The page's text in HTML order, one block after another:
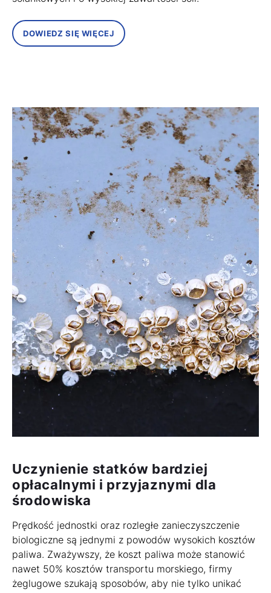
DOWIEDZ SIĘ WIĘCEJ
Uczynienie statków bardziej
opłacalnymi i przyjaznymi dla
środowiska
Prędkość jednostki oraz rozległe zanieczyszczenie
biologiczne są jednymi z powodów wysokich kosztów
paliwa. Zważywszy, że koszt paliwa może stanowić
nawet 50% kosztów transportu morskiego, firmy
żeglugowe szukają sposobów, aby nie tylko unikać